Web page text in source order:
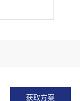
获取方案